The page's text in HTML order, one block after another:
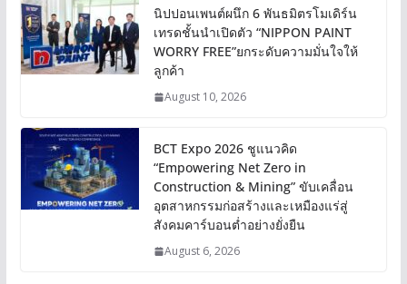
นิปปอนเพนต์ผนึก 6 พันธมิตรโมเดิร์น
เทรดชั้นนำเปิดตัว “NIPPON PAINT
WORRY FREE”ยกระดับความมั่นใจให้
ลูกค้า
August 10, 2026
BCT Expo 2026 ชูแนวคิด
“Empowering Net Zero in
Construction & Mining” ขับเคลื่อน
อุตสาหกรรมก่อสร้างและเหมืองแร่สู่
สังคมคาร์บอนต่ำอย่างยั่งยืน
August 6, 2026